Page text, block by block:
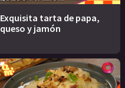
Exquisita tarta de papa,
queso y jamón